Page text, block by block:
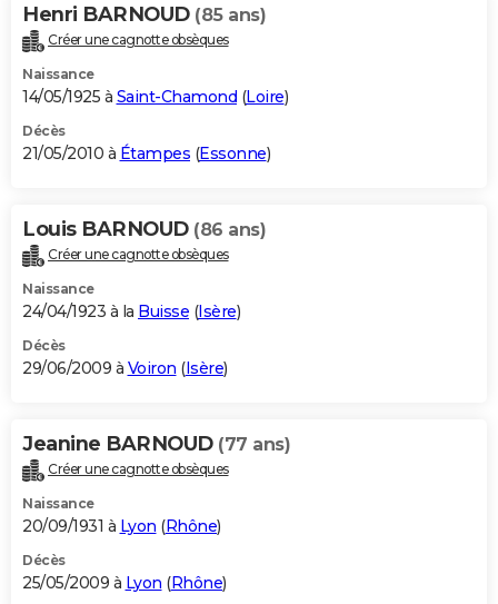
Henri BARNOUD (85 ans)
Créer une cagnotte obsèques
Naissance
14/05/1925 à Saint-Chamond (Loire)
Décès
21/05/2010 à Étampes (Essonne)
Louis BARNOUD (86 ans)
Créer une cagnotte obsèques
Naissance
24/04/1923 à la Buisse (Isère)
Décès
29/06/2009 à Voiron (Isère)
Jeanine BARNOUD (77 ans)
Créer une cagnotte obsèques
Naissance
20/09/1931 à Lyon (Rhône)
Décès
25/05/2009 à Lyon (Rhône)